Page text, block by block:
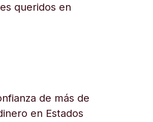
queridos en
de más de
en Estados